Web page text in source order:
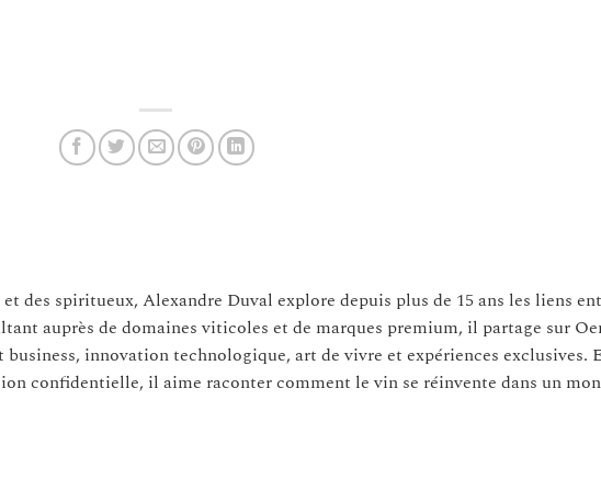
des spiritueux, Alexandre Duval explore depuis plus de 15 ans les liens
auprès de domaines viticoles et de marques premium, il partage sur
innovation technologique, art de vivre et expériences exclusives.
confidentielle, il aime raconter comment le vin se réinvente dans un